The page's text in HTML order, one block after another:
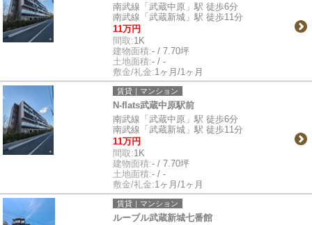
南武線「武蔵中原」駅 徒歩6分
南武線「武蔵新城」駅 徒歩11分
11万円
間取:1K
建物面積:- / 7.70坪
土地面積:- / -
敷金/礼金:1ヶ月/1ヶ月
賃貸｜マンション
N-flats武蔵中原駅前
南武線「武蔵中原」駅 徒歩6分
南武線「武蔵新城」駅 徒歩11分
11万円
間取:1K
建物面積:- / 7.70坪
土地面積:- / -
敷金/礼金:1ヶ月/1ヶ月
賃貸｜マンション
ルーブル武蔵新城七番館